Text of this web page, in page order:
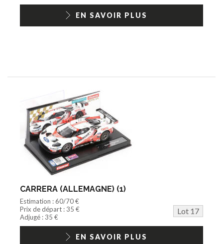
EN SAVOIR PLUS
CARRERA (ALLEMAGNE) (1)
Estimation : 60/70 €
Prix de départ : 35 €
Lot 17
Adjugé : 35 €
EN SAVOIR PLUS